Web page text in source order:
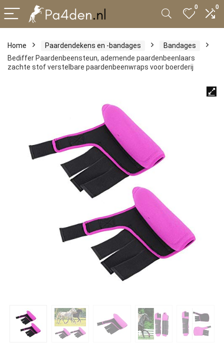
0 0
Home Paardendekens en -bandages
Bandages
Bediffer Paardenbeensteun, ademende paardenbeenlaars
zachte stof verstelbare paardenbeenwraps voor boerderij